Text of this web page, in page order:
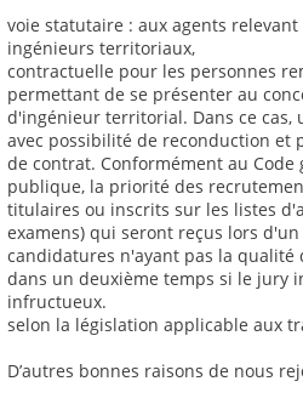
voie statutaire : aux agents
ingénieurs territoriaux,
contractuelle pour les personnes
permettant de se présenter au
d'ingénieur territorial. Dans ce cas,
avec possibilité de reconduction et
de contrat. Conformément au
publique, la priorité des
titulaires ou inscrits sur les listes
examens) qui seront reçus lors
candidatures n'ayant pas la qualité
dans un deuxième temps si le jury
infructueux.
selon la législation applicable aux
D’autres bonnes raisons de nous